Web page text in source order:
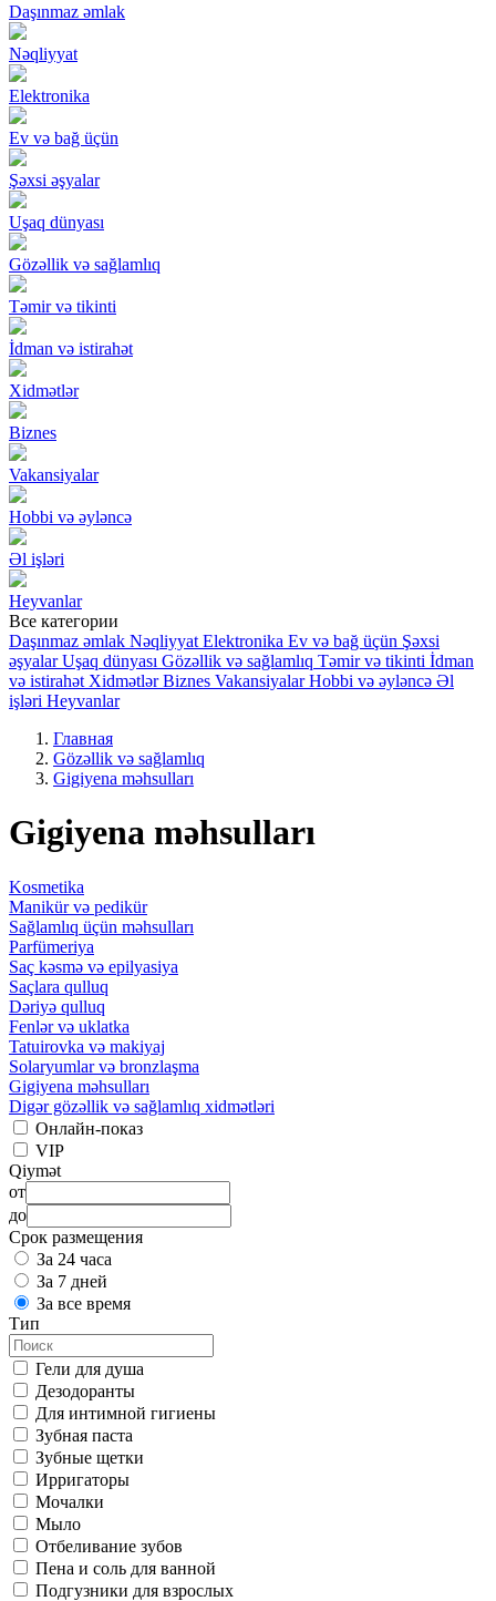
Daşınmaz əmlak
Nəqliyyat
Elektronika
Ev və bağ üçün
Şəxsi əşyalar
Uşaq dünyası
Gözəllik və sağlamlıq
Təmir və tikinti
İdman və istirahət
Xidmətlər
Biznes
Vakansiyalar
Hobbi və əyləncə
Əl işləri
Heyvanlar
Все категории
Daşınmaz əmlak Nəqliyyat Elektronika Ev və bağ üçün Şəxsi
əşyalar Uşaq dünyası Gözəllik və sağlamlıq Təmir və tikinti İdman
və istirahət Xidmətlər Biznes Vakansiyalar Hobbi və əyləncə Əl
işləri Heyvanlar
Главная
Gözəllik və sağlamlıq
Gigiyena məhsulları
Gigiyena məhsulları
Kosmetika
Manikür və pedikür
Sağlamlıq üçün məhsulları
Parfümeriya
Saç kəsmə və epilyasiya
Saçlara qulluq
Dəriyə qulluq
Fenlər və uklatka
Tatuirovka və makiyaj
Solaryumlar və bronzlaşma
Gigiyena məhsulları
Digər gözəllik və sağlamlıq xidmətləri
Онлайн-показ
VIP
Qiymət
от
до
Срок размещения
За 24 часа
За 7 дней
За все время
Тип
Гели для душа
Дезодоранты
Для интимной гигиены
Зубная паста
Зубные щетки
Ирригаторы
Мочалки
Мыло
Отбеливание зубов
Пена и соль для ванной
Подгузники для взрослых